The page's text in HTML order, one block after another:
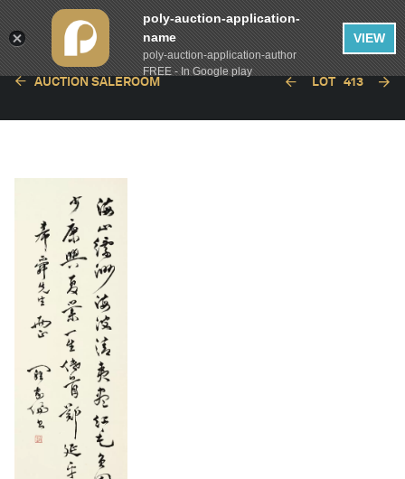
简体中文
AUCTION SALEROOM LOT 413
poly-auction-application-
name
poly-auction-application-author
FREE - In Google play
VIEW